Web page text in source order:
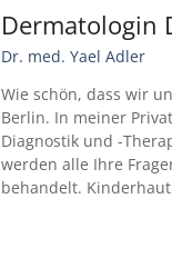
Dermatologin
Dr. med. Yael Adler
Wie schön, dass wir
Berlin. In meiner
Diagnostik und -
werden alle Ihre
behandelt.